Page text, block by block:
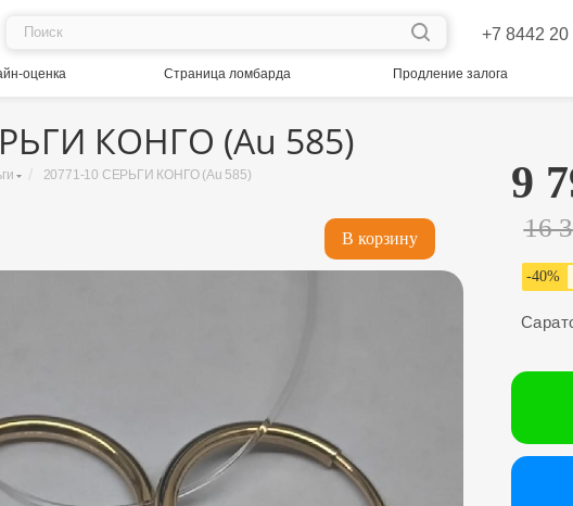
+7 8442 20
оценка Страница ломбарда Продление залога
КОНГО (Au 585)
/ 20771-10 СЕРЬГИ КОНГО (Au 585)
В корзину
9
16
-40%